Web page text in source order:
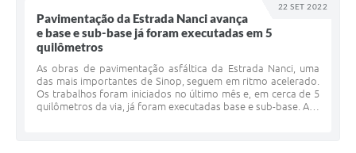
22 SET 2022
Pavimentação da Estrada Nanci avança
e base e sub-base já foram executadas em 5
quilômetros
As obras de pavimentação asfáltica da Estrada Nanci, uma
das mais importantes de Sinop, seguem em ritmo acelerado.
Os trabalhos foram iniciados no último mês e, em cerca de 5
quilômetros da via, já foram executadas base e sub-base. A…